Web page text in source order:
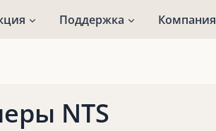
Поддержка Компания
NTS